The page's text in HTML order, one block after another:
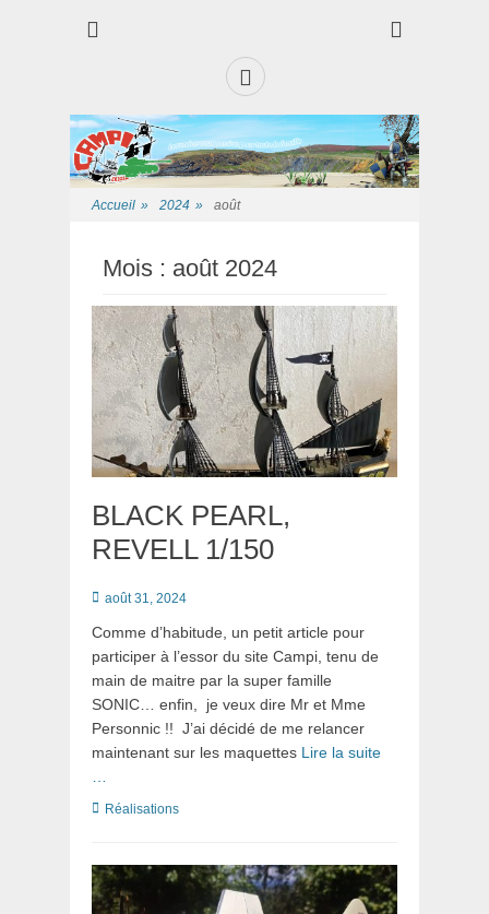
Facebook
Accueil » 2024 » août
Mois : août 2024
BLACK PEARL,
REVELL 1/150
Posté
août 31, 2024
Comme d’habitude, un petit article pour
participer à l’essor du site Campi, tenu de
main de maitre par la super famille
SONIC… enfin, je veux dire Mr et Mme
Personnic !! J’ai décidé de me relancer
maintenant sur les maquettes Lire la suite
Catégories
Réalisations